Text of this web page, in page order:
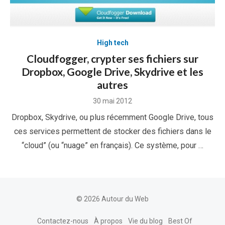
High tech
Cloudfogger, crypter ses fichiers sur
Dropbox, Google Drive, Skydrive et les
autres
Posted
30 mai 2012
Dropbox, Skydrive, ou plus récemment Google Drive, tous
ces services permettent de stocker des fichiers dans le
“cloud” (ou “nuage” en français). Ce système, pour …
© 2026 Autour du Web
Contactez-nous À propos Vie du blog Best Of